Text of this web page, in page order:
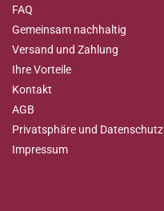
FAQ
Gemeinsam nachhaltig
Versand und Zahlung
Ihre Vorteile
Kontakt
AGB
Privatsphäre und Datenschutz
Impressum